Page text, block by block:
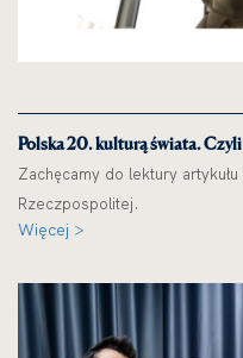
Polska 20. kulturą świata.
Zachęcamy do lektury
Rzeczpospolitej.
Więcej >